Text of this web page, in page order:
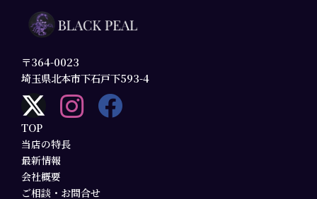
〒364-0023
埼玉県北本市下石戸下593-4
TOP
当店の特長
最新情報
会社概要
ご相談・お問合せ